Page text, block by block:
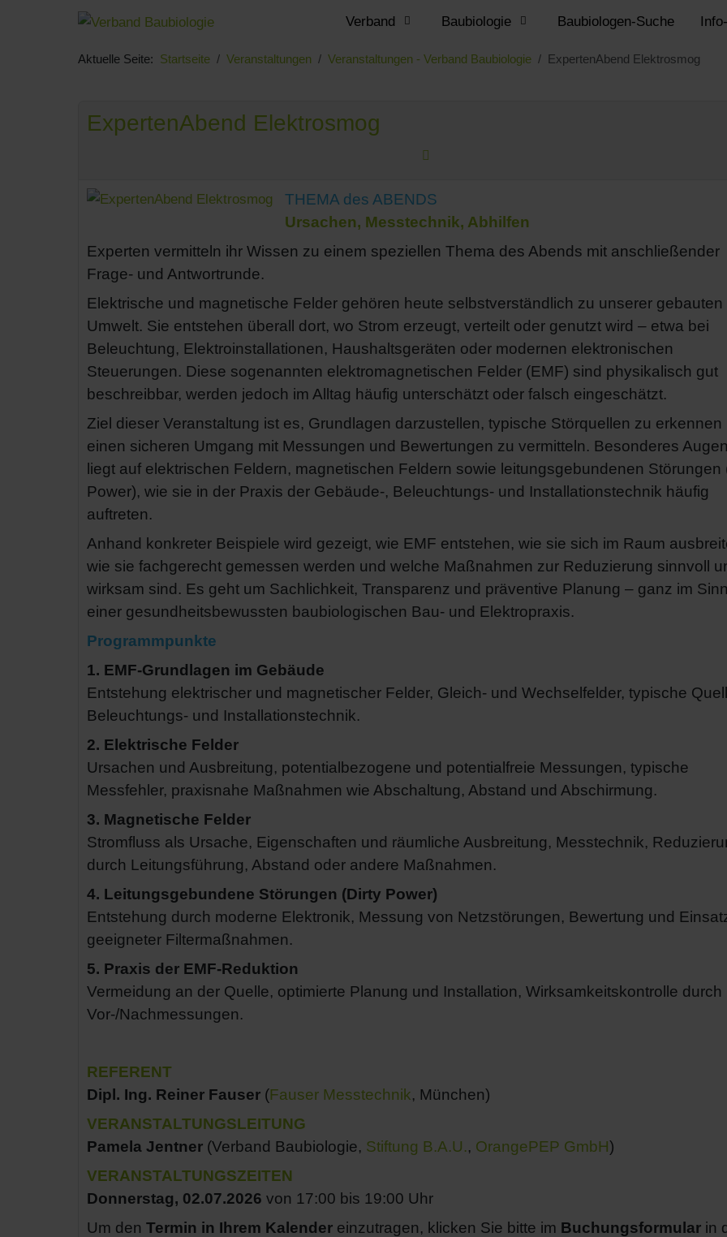
Verband Baubiologie Baubiologen-Suche
Aktuelle Seite: Startseite Veranstaltungen Veranstaltungen - Verband Baubiologie ExpertenAbend Elektrosmog
ExpertenAbend Elektrosmog
THEMA des ABENDS
Ursachen, Messtechnik, Abhilfen
Experten vermitteln ihr Wissen zu einem speziellen Thema des Abends mit anschließender
Frage- und Antwortrunde.
Elektrische und magnetische Felder gehören heute selbstverständlich zu unserer gebauten
Umwelt. Sie entstehen überall dort, wo Strom erzeugt, verteilt oder genutzt wird – etwa bei
Beleuchtung, Elektroinstallationen, Haushaltsgeräten oder modernen elektronischen
Steuerungen. Diese sogenannten elektromagnetischen Felder (EMF) sind physikalisch gut
beschreibbar, werden jedoch im Alltag häufig unterschätzt oder falsch eingeschätzt.
Ziel dieser Veranstaltung ist es, Grundlagen darzustellen, typische Störquellen zu erkennen
einen sicheren Umgang mit Messungen und Bewertungen zu vermitteln. Besonderes
liegt auf elektrischen Feldern, magnetischen Feldern sowie leitungsgebundenen Störungen
Power), wie sie in der Praxis der Gebäude-, Beleuchtungs- und Installationstechnik häufig
auftreten.
Anhand konkreter Beispiele wird gezeigt, wie EMF entstehen, wie sie sich im Raum
wie sie fachgerecht gemessen werden und welche Maßnahmen zur Reduzierung sinnvoll
wirksam sind. Es geht um Sachlichkeit, Transparenz und präventive Planung – ganz im
einer gesundheitsbewussten baubiologischen Bau- und Elektropraxis.
Programmpunkte
1. EMF-Grundlagen im Gebäude
Entstehung elektrischer und magnetischer Felder, Gleich- und Wechselfelder, typische
Beleuchtungs- und Installationstechnik.
2. Elektrische Felder
Ursachen und Ausbreitung, potentialbezogene und potentialfreie Messungen, typische
Messfehler, praxisnahe Maßnahmen wie Abschaltung, Abstand und Abschirmung.
3. Magnetische Felder
Stromfluss als Ursache, Eigenschaften und räumliche Ausbreitung, Messtechnik,
durch Leitungsführung, Abstand oder andere Maßnahmen.
4. Leitungsgebundene Störungen (Dirty Power)
Entstehung durch moderne Elektronik, Messung von Netzstörungen, Bewertung und
geeigneter Filtermaßnahmen.
5. Praxis der EMF-Reduktion
Vermeidung an der Quelle, optimierte Planung und Installation, Wirksamkeitskontrolle durch
Vor-/Nachmessungen.
REFERENT
Dipl. Ing. Reiner Fauser (Fauser Messtechnik, München)
VERANSTALTUNGSLEITUNG
Pamela Jentner (Verband Baubiologie, Stiftung B.A.U., OrangePEP GmbH)
VERANSTALTUNGSZEITEN
Donnerstag, 02.07.2026 von 17:00 bis 19:00 Uhr
Um den Termin in Ihrem Kalender einzutragen, klicken Sie bitte im Buchungsformular in